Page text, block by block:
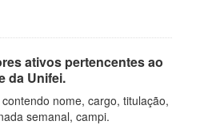
ativos pertencentes ao
da Unifei.
nome, cargo, titulação,
semanal, campi.